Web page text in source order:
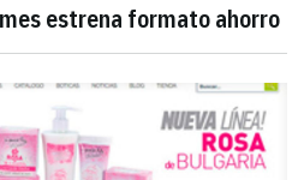
estrena formato ahorro